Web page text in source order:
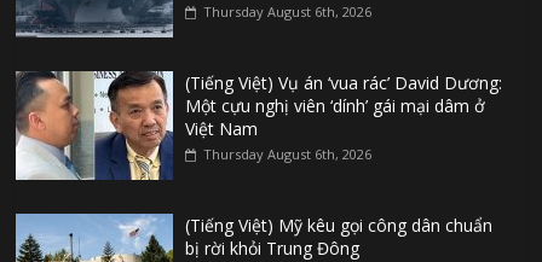
Thursday August 6th, 2026
(Tiếng Việt) Vụ án ‘vua rác’ David Dương:
Một cựu nghị viên ‘dính’ gái mại dâm ở
Việt Nam
Thursday August 6th, 2026
(Tiếng Việt) Mỹ kêu gọi công dân chuẩn
bị rời khỏi Trung Đông